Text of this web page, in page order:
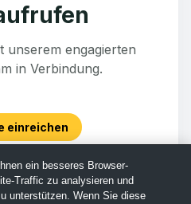
unserem engagierten
in Verbindung.
einreichen
ein besseres Browser-
Traffic zu analysieren und
unterstützen. Wenn Sie diese